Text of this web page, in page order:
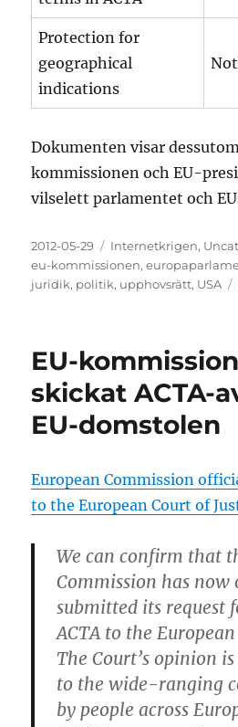
Protection for
geographical
indications
Dokumenten visar
kommissionen och EU-
vilselett parlamentet och
Posted
on
2012-05-29 Categories
Internetkrigen,
eu-kommissionen,
juridik, politik, upphovsrätt, USA
EU-
skickat ACTA-
EU-domstolen
European Commission
to the European Court of
We can confirm that
Commission has
submitted its request
ACTA to the
The Court’s opinion
to the wide-ranging
by people across